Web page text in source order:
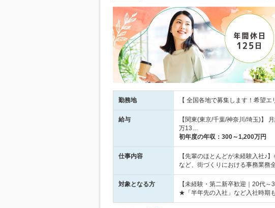
勤務地 【 全国各地で募集します！希望
給与
【関東(東京/千葉/神奈川/埼玉)】
万13…
初年度の年収： 300～1,200万円
仕事内容
【先輩のほとんどが未経験入社♪
など、街づくりにおける事務業務
対象となる方
【未経験・第二新卒歓迎｜20代
★「半年先の入社」など入社時期